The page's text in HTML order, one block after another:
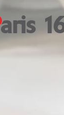
Paris